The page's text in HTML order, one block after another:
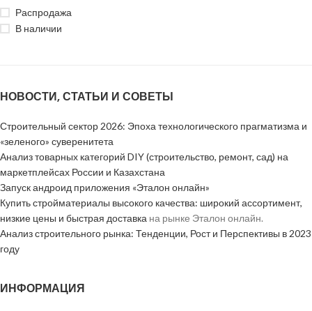
Распродажа
В наличии
НОВОСТИ, СТАТЬИ И СОВЕТЫ
Строительный сектор 2026: Эпоха технологического прагматизма и
«зеленого» суверенитета
Анализ товарных категорий DIY (строительство, ремонт, сад) на
маркетплейсах России и Казахстана
Запуск андроид приложения «Эталон онлайн»
Купить стройматериалы высокого качества: широкий ассортимент,
низкие цены и быстрая доставка на рынке Эталон онлайн.
Анализ строительного рынка: Тенденции, Рост и Перспективы в 2023
году
ИНФОРМАЦИЯ